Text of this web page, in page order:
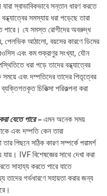
স্বাভাবিকভাবে সন্তান ধারণ করতে
সমস্যায় ধরা পড়েছে তারা
পারে। যে সমস্ত রোগীদের অবরুদ্ধ
পেলভিক আঠালো, বয়সের কারণে ডিমের
এবং কম শুক্রাণুর সংখ্যা, যৌন
ধরা পড়ে তাদের বন্ধ্যাত্বের
সময়ে এবং দম্পতিদের তাদের পিতৃত্বের
চিকিত্সা পরিকল্পনা করা
করা যেতে পারে –এমন অনেক সময়
এবং দম্পতি কেন তারা
তার পিছনে সঠিক কারণ সম্পর্কে পরামর্শ
যায়। IVF বিশেষজ্ঞের সাথে দেখা করা
সাহায্য করতে পারে যাতে
তাদের গর্ভধারণে সহায়তা করার জন্য